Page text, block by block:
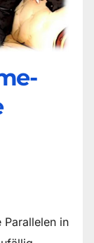
in